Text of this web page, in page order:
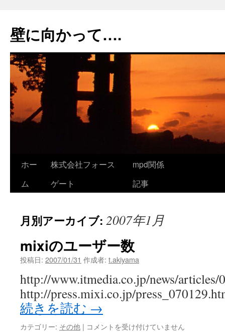
テ
ン
へ
ス
キ
ッ
プ
壁に向かって….
ホー
ム
株式会社フォース
ゲート
mpd関係
記事
月別アーカイブ: 2007年1月
mixiのユーザー数
投稿日: 2007/01/31 作成者: t.akiyama
http://www.itmedia.co.jp/news/articles/
http://press.mixi.co.jp/
続きを読む →
カテゴリー: その他 | mixi
コメントを受け付けていません